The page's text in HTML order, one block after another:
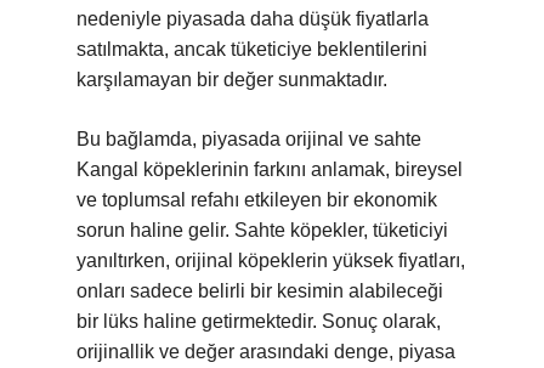
nedeniyle piyasada daha düşük fiyatlarla
satılmakta, ancak tüketiciye beklentilerini
karşılamayan bir değer sunmaktadır.
Bu bağlamda, piyasada orijinal ve sahte
Kangal köpeklerinin farkını anlamak, bireysel
ve toplumsal refahı etkileyen bir ekonomik
sorun haline gelir. Sahte köpekler, tüketiciyi
yanıltırken, orijinal köpeklerin yüksek fiyatları,
onları sadece belirli bir kesimin alabileceği
bir lüks haline getirmektedir. Sonuç olarak,
orijinallik ve değer arasındaki denge, piyasa